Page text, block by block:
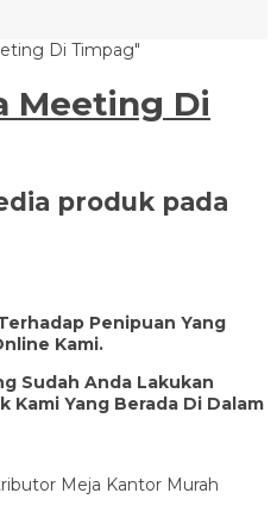
Di Timpag"
Meeting Di
produk pada
Penipuan Yang
Kami.
Sudah Anda Lakukan
Kami Yang Berada Di Dalam
Meja Kantor Murah